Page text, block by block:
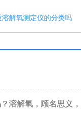
溶解氧测定仪的分类吗
溶解氧，顾名思义